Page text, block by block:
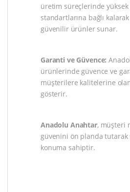
üretim süreçlerinde yüksek
standartlarına bağlı kalarak
güvenilir ürünler sunar.
Garanti ve Güvence:
ürünlerinde güvence ve
müşterilere kalitelerine
gösterir.
Anadolu Anahtar, müşteri
güvenini ön planda
konuma sahiptir.